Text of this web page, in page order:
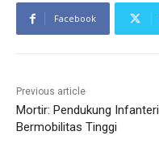
Facebook
Previous article
Mortir: Pendukung Infanteri
Bermobilitas Tinggi